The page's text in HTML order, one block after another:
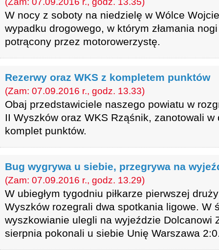
W nocy z soboty na niedzielę w Wólce
wypadku drogowego, w którym złamania
potrącony przez motorowerzystę.
Rezerwy oraz WKS z kompletem punktów
(Zam: 07.09.2016 r., godz. 13.33)
Obaj przedstawiciele naszego powiatu w
II Wyszków oraz WKS Rząśnik, zanotowali
komplet punktów.
Bug wygrywa u siebie, przegrywa na
(Zam: 07.09.2016 r., godz. 13.29)
W ubiegłym tygodniu piłkarze pierwszej
Wyszków rozegrali dwa spotkania ligowe. W
wyszkowianie ulegli na wyjeździe Dolcanowi
sierpnia pokonali u siebie Unię Warszawa